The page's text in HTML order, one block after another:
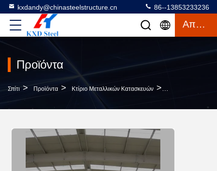
kxdandy@chinasteelstructure.cn 86--13853233236
Απόσπασμα
Προϊόντα
Σπίτι > Προϊόντα > Κτίριο Μεταλλικών Κατασκευών >